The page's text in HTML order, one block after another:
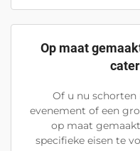
Op maat
Of u nu
evenement of een
op maat
specifieke eisen te